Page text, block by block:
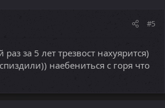
#5
за 5 лет трезвост нахуярится)
наебениться с горя что